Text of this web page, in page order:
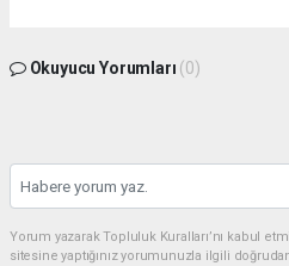
Okuyucu Yorumları (0)
Yorum yazarak Topluluk Kuralları’nı kabul
sitesine yaptığınız yorumunuzla ilgili